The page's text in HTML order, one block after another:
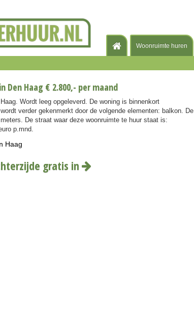
Woonruimte huren
Den Haag € 2.800,- per maand
Wordt leeg opgeleverd. De woning is binnenkort
verder gekenmerkt door de volgende elementen: balkon. De
De straat waar deze woonruimte te huur staat is:
p.mnd.
Haag
gratis in